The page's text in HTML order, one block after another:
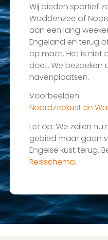
Wij bieden sportief
Waddenzee of
aan een lang
Engeland en terug
op maat. Het is niet
doet. We bezoeken
havenplaatsen.
Voorbeelden:
Noordzeekust en
Let op: We zeilen
gebied maar gaan
Engelse kust terug.
Reisschema.